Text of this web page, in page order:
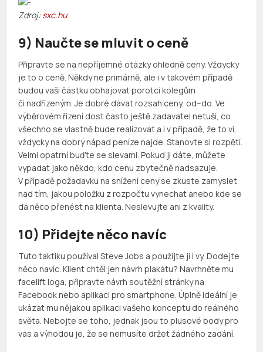
Zdroj:sxc.hu
9) Naučte se mluvit o ceně
Připravte se na nepříjemné otázky ohledně ceny. Vždycky
je to o ceně. Někdy ne primárně, ale i v takovém případě
budou vaši částku obhajovat porotci kolegům
či nadřízeným. Je dobré dávat rozsah ceny, od–do. Ve
výběrovém řízení dost často ještě zadavatel netuší, co
všechno se vlastně bude realizovat a i v případě, že to ví,
vždycky na dobrý nápad peníze najde. Stanovte si rozpětí.
Velmi opatrní buďte se slevami. Pokud ji dáte, můžete
vypadat jako někdo, kdo cenu zbytečně nadsazuje.
V případě požadavku na snížení ceny se zkuste zamyslet
nad tím, jakou položku z rozpočtu vynechat anebo kde se
dá něco přenést na klienta. Neslevujte ani z kvality.
10) Přidejte něco navíc
Tuto taktiku používal Steve Jobs a použijte ji i vy. Dodejte
něco navíc. Klient chtěl jen návrh plakátu? Navrhněte mu
facelift loga, připravte návrh soutěžní stránky na
Facebook nebo aplikaci pro smartphone. Úplně ideální je
ukázat mu nějakou aplikaci vašeho konceptu do reálného
světa. Nebojte se toho, jednak jsou to plusové body pro
vás a výhodou je, že se nemusíte držet žádného zadání.